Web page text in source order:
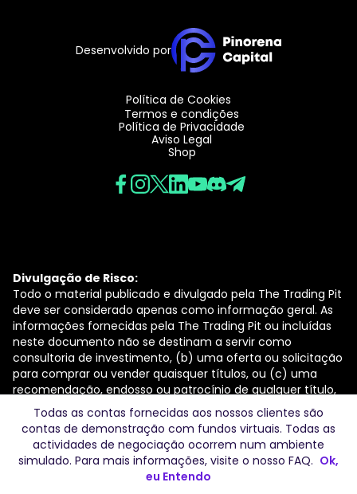
Desenvolvido por
Política de Cookies
Termos e condições
Política de Privacidade
Aviso Legal
Shop
Divulgação de Risco:
Todo o material publicado e divulgado pela The Trading Pit
deve ser considerado apenas como informação geral. As
informações fornecidas pela The Trading Pit ou incluídas
neste documento não se destinam a servir como
consultoria de investimento, (b) uma oferta ou solicitação
para comprar ou vender quaisquer títulos, ou (c) uma
recomendação, endosso ou patrocínio de qualquer título,
empresa ou fundo. Os testemunhos apresentados no(s)
sítio(s) Web da The Trading Pit podem não refletir as
experiências de outros clientes ou consumidores e não
garantem o desempenho ou sucesso futuros. A utilização
das informações contidas no(s) sítio(s) Web da The
Trading Pit é feita por sua conta e risco. A The Trading Pit,
Todas as contas fornecidas aos nossos clientes são
contas de demonstração com fundos virtuais. Todas as
actividades de negociação ocorrem num ambiente
simulado. Para mais informações, visite o nosso FAQ. Ok,
eu Entendo